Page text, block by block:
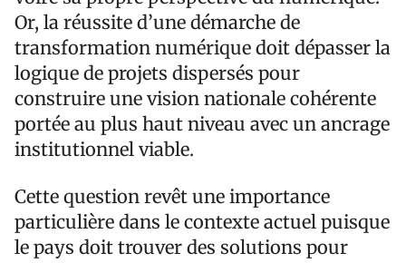
Or, la réussite d’une démarche de
transformation numérique doit dépasser la
logique de projets dispersés pour
construire une vision nationale cohérente
portée au plus haut niveau avec un ancrage
institutionnel viable.
Cette question revêt une importance
particulière dans le contexte actuel puisque
le pays doit trouver des solutions pour